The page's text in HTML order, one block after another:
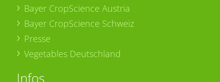
Bayer CropScience Austria
Bayer CropScience Schweiz
Presse
Vegetables Deutschland
Infos